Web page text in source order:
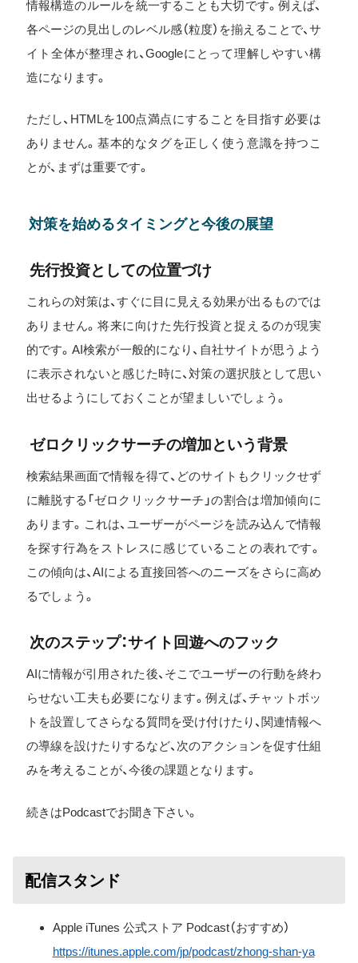
情報構造のルールを統一することも大切です。例えば、
各ページの見出しのレベル感（粒度）を揃えることで、サ
イト全体が整理され、Googleにとって理解しやすい構
造になります。
ただし、HTMLを100点満点にすることを目指す必要は
ありません。基本的なタグを正しく使う意識を持つこ
とが、まずは重要です。
対策を始めるタイミングと今後の展望
先行投資としての位置づけ
これらの対策は、すぐに目に見える効果が出るものでは
ありません。将来に向けた先行投資と捉えるのが現実
的です。AI検索が一般的になり、自社サイトが思うよう
に表示されないと感じた時に、対策の選択肢として思い
出せるようにしておくことが望ましいでしょう。
ゼロクリックサーチの増加という背景
検索結果画面で情報を得て、どのサイトもクリックせず
に離脱する「ゼロクリックサーチ」の割合は増加傾向に
あります。これは、ユーザーがページを読み込んで情報
を探す行為をストレスに感じていることの表れです。
この傾向は、AIによる直接回答へのニーズをさらに高め
るでしょう。
次のステップ：サイト回遊へのフック
AIに情報が引用された後、そこでユーザーの行動を終わ
らせない工夫も必要になります。例えば、チャットボッ
トを設置してさらなる質問を受け付けたり、関連情報へ
の導線を設けたりするなど、次のアクションを促す仕組
みを考えることが、今後の課題となります。
続きはPodcastでお聞き下さい。
配信スタンド
Apple iTunes 公式ストア Podcast（おすすめ）
https://itunes.apple.com/jp/podcast/zhong-shan-ya